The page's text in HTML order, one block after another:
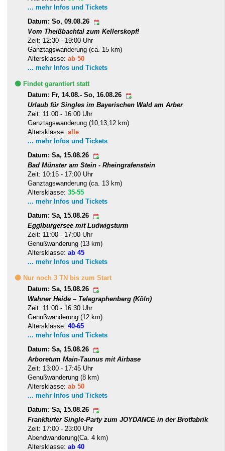
... mehr Infos und Tickets
Datum: So, 09.08.26
Vom Theißbachtal zum Kellerskopf!
Zeit: 12:30 - 19:00 Uhr
Ganztagswanderung (ca. 15 km)
Altersklasse: ab 50
... mehr Infos und Tickets
🟢 Findet garantiert statt
Datum: Fr, 14.08.- So, 16.08.26
Urlaub für Singles im Bayerischen Wald am Arber
Zeit: 11:00 - 16:00 Uhr
Ganztagswanderung (10,13,12 km)
Altersklasse: alle
... mehr Infos und Tickets
Datum: Sa, 15.08.26
Bad Münster am Stein - Rheingrafenstein
Zeit: 10:15 - 17:00 Uhr
Ganztagswanderung (ca. 13 km)
Altersklasse: 35-55
... mehr Infos und Tickets
Datum: Sa, 15.08.26
Egglburgersee mit Ludwigsturm
Zeit: 11:00 - 17:00 Uhr
Genußwanderung (13 km)
Altersklasse: ab 45
... mehr Infos und Tickets
🟡 Nur noch 3 TN bis zum Start
Datum: Sa, 15.08.26
Wahner Heide – Telegraphenberg (Köln)
Zeit: 11:00 - 16:30 Uhr
Genußwanderung (12 km)
Altersklasse: 40-65
... mehr Infos und Tickets
Datum: Sa, 15.08.26
Arboretum Main-Taunus mit Airbase
Zeit: 13:00 - 17:45 Uhr
Genußwanderung (8 km)
Altersklasse: ab 50
... mehr Infos und Tickets
Datum: Sa, 15.08.26
Frankfurter Single-Party zum JOYDANCE in der Brotfabrik
Zeit: 17:00 - 23:00 Uhr
Abendwanderung(Ca. 4 km)
Altersklasse: ab 40